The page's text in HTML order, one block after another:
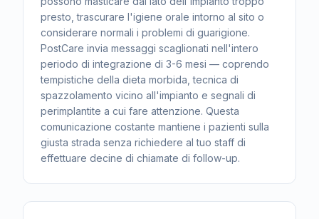
presto, trascurare l'igiene orale intorno al sito o
considerare normali i problemi di guarigione.
PostCare invia messaggi scaglionati nell'intero
periodo di integrazione di 3-6 mesi — coprendo
tempistiche della dieta morbida, tecnica di
spazzolamento vicino all'impianto e segnali di
perimplantite a cui fare attenzione. Questa
comunicazione costante mantiene i pazienti sulla
giusta strada senza richiedere al tuo staff di
effettuare decine di chiamate di follow-up.